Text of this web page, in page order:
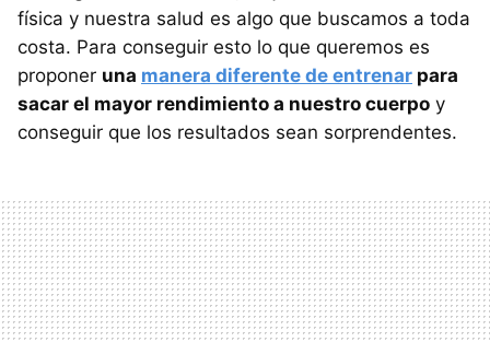
física y nuestra salud es algo que buscamos a toda
costa. Para conseguir esto lo que queremos es
proponer una manera diferente de entrenar para
sacar el mayor rendimiento a nuestro cuerpo y
conseguir que los resultados sean sorprendentes.